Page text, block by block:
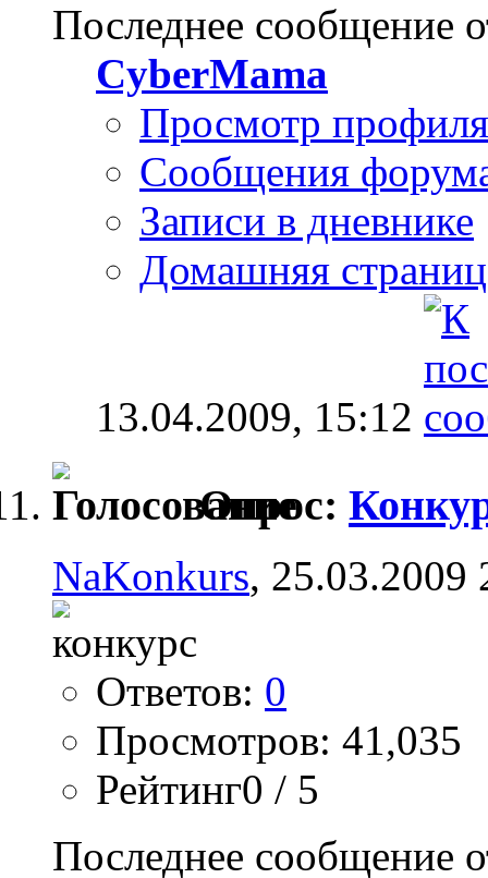
Последнее сообщение
CyberMama
Просмотр профиля
Сообщения
Записи в дневнике
Домашняя
13.04.2009, 15:12
Опрос:
NaKonkurs, 25.03.2009
Ответов: 0
Просмотров: 41,035
Рейтинг0 / 5
Последнее сообщение